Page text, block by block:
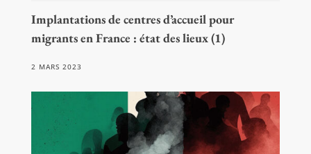
Implantations de centres d’accueil pour
migrants en France : état des lieux (1)
2 MARS 2023